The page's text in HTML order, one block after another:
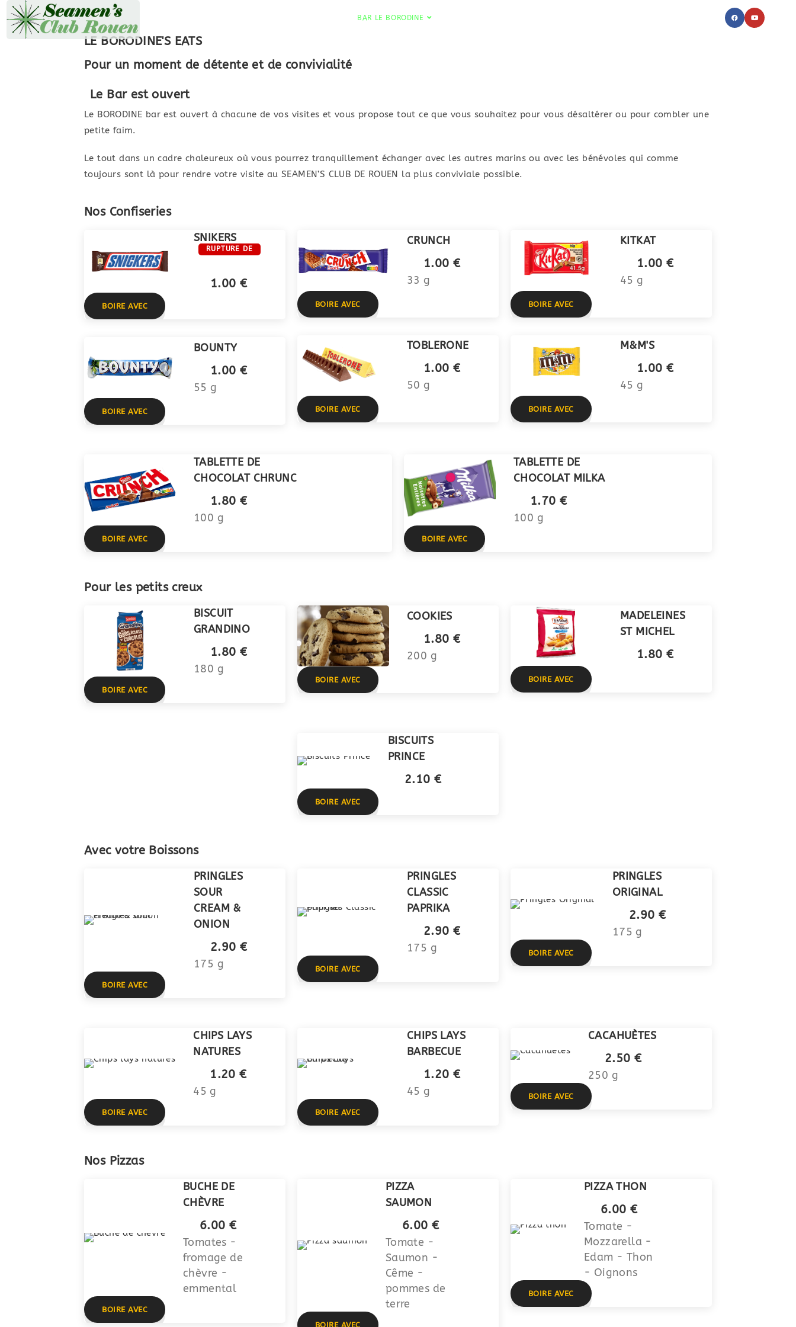
BAR LE BORODINE
LE BORODINE'S EATS
Pour un moment de détente et de convivialité
Le Bar est ouvert
Le BORODINE bar est ouvert à chacune de vos visites et vous propose tout ce que vous souhaitez pour vous désaltérer ou pour combler une
petite faim.
Le tout dans un cadre chaleureux où vous pourrez tranquillement échanger avec les autres marins ou avec les bénévoles qui comme
toujours sont là pour rendre votre visite au SEAMEN’S CLUB DE ROUEN la plus conviviale possible.
Nos Confiseries
SNIKERS
RUPTURE DE
1.00 €
BOIRE AVEC
BOUNTY
1.00 €
55 g
BOIRE AVEC
CRUNCH
1.00 €
33 g
BOIRE AVEC
TOBLERONE
1.00 €
50 g
BOIRE AVEC
KITKAT
1.00 €
45 g
BOIRE AVEC
M&M'S
1.00 €
45 g
BOIRE AVEC
TABLETTE DE
CHOCOLAT CHRUNC
1.80 €
100 g
BOIRE AVEC
TABLETTE DE
CHOCOLAT MILKA
1.70 €
100 g
BOIRE AVEC
Pour les petits creux
BISCUIT
GRANDINO
1.80 €
180 g
BOIRE AVEC
COOKIES
1.80 €
200 g
BOIRE AVEC
MADELEINES
ST MICHEL
1.80 €
BOIRE AVEC
BISCUITS
PRINCE
2.10 €
BOIRE AVEC
Avec votre Boissons
PRINGLES
SOUR
CREAM &
ONION
2.90 €
175 g
BOIRE AVEC
PRINGLES
CLASSIC
PAPRIKA
2.90 €
175 g
BOIRE AVEC
PRINGLES
ORIGINAL
2.90 €
175 g
BOIRE AVEC
CHIPS LAYS
NATURES
1.20 €
45 g
BOIRE AVEC
CHIPS LAYS
BARBECUE
1.20 €
45 g
BOIRE AVEC
CACAHUÈTES
2.50 €
250 g
BOIRE AVEC
Nos Pizzas
BUCHE DE
CHÈVRE
6.00 €
Tomates -
fromage de
chèvre -
emmental
BOIRE AVEC
PIZZA
SAUMON
6.00 €
Tomate -
Saumon -
Cême -
pommes de
terre
BOIRE AVEC
PIZZA THON
6.00 €
Tomate -
Mozzarella -
Edam - Thon
- Oignons
BOIRE AVEC